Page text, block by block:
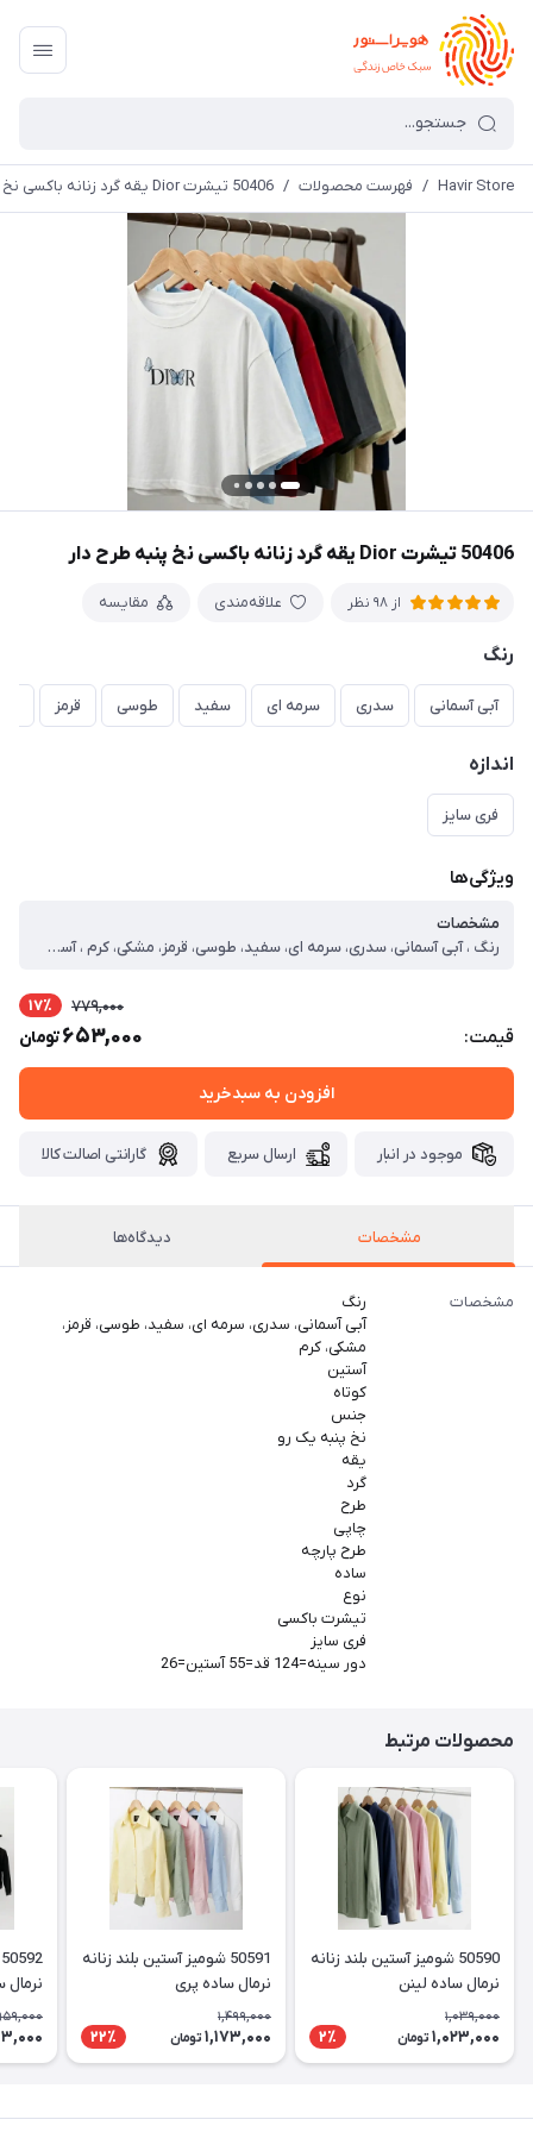
Havir Store
/ فهرست محصولات / 50406 تیشرت Dior یقه گرد زنانه باکسی نخ پنبه طرح دار
50406 تیشرت Dior یقه گرد زنانه باکسی نخ پنبه طرح دار
از 98 نظر علاقه‌مندی مقایسه
رنگ
آبی آسمانی سدری سرمه ای سفید طوسی قرمز
اندازه
فری سایز
ویژگی‌ها
مشخصات
رنگ ، آبی آسمانی، سدری، سرمه ای، سفید، طوسی، قرمز، مشکی، کرم ، آستین ، کوتاه ، جنس ، نخ پنبه یک رو ، یقه ، گرد ، طرح ، چاپی ، طرح پارچه ، ساده ، نوع ، تیشرت باکسی ، فری سایز ، دور سینه=124 قد=55 آستین=26
قیمت:
779,000 17٪
653,000تومان
افزودن به سبدخرید
موجود در انبار ارسال سریع گارانتی اصالت کالا
مشخصات دیدگاه‌ها
مشخصات
رنگ
آبی آسمانی، سدری، سرمه ای، سفید، طوسی، قرمز،
مشکی، کرم
آستین
کوتاه
جنس
نخ پنبه یک رو
یقه
گرد
طرح
چاپی
طرح پارچه
ساده
نوع
تیشرت باکسی
فری سایز
دور سینه=124 قد=55 آستین=26
محصولات مرتبط
50590 شومیز آستین بلند زنانه
نرمال ساده لینن
1,039,000
1,023,000 تومان 2٪
50591 شومیز آستین بلند زنانه
نرمال ساده پری
1,499,000
1,173,000 تومان 22٪
نرمال